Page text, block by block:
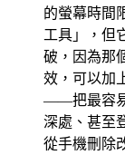
的螢幕時間
工具」，但
破，因為那
效，可以加
——把最容易
深處、甚至
從手機刪除